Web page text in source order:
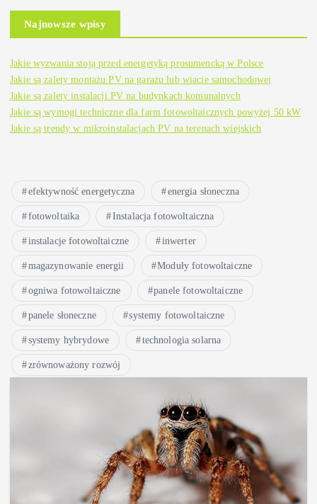
Najnowsze wpisy
Jakie wyzwania stoją przed energetyką prosumencką w Polsce
Jakie są zalety montażu PV na garażu lub wiacie samochodowej
Jakie są zalety instalacji PV na budynkach komunalnych
Jakie są wymogi techniczne dla farm fotowoltaicznych powyżej 50 kW
Jakie są trendy w mikroinstalacjach PV na terenach wiejskich
efektywność energetyczna energia słoneczna
fotowoltaika Instalacja fotowoltaiczna
instalacje fotowoltaiczne inwerter
magazynowanie energii Moduły fotowoltaiczne
ogniwa fotowoltaiczne panele fotowoltaiczne
panele słoneczne systemy fotowoltaiczne
systemy hybrydowe technologia solarna
zrównoważony rozwój